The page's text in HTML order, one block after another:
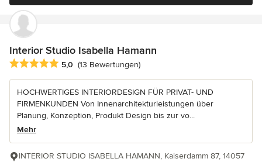
Interior Studio Isabella Hamann
Durchschnittliche Bewertung: 5 von 5 Sternen
5,0 (13 Bewertungen)
HOCHWERTIGES INTERIORDESIGN FÜR PRIVAT- UND
FIRMENKUNDEN Von Innenarchitekturleistungen über
Planung, Konzeption, Produkt Design bis zur vo...
Mehr
INTERIOR STUDIO ISABELLA HAMANN, Kaiserdamm 87, 14057